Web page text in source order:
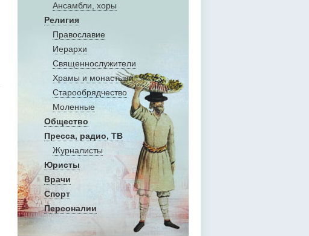
Aнсамбли, хоры
Религия
Православие
Иерархи
Священнослужители
Храмы и монастыри
Старообрядчество
Моленные
Общество
Пресса, радио, ТВ
Журналисты
Юристы
Врачи
Спорт
Персоналии